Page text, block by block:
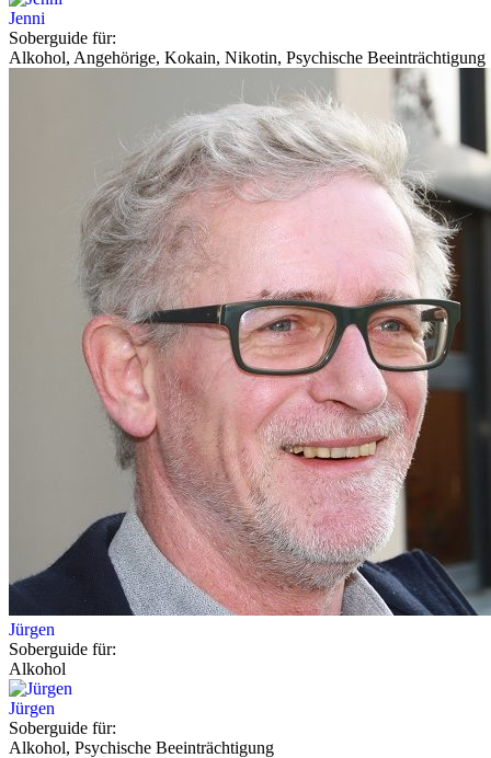
Jenni
Soberguide für:
Alkohol, Angehörige, Kokain, Nikotin, Psychische Beeinträchtigung
Jürgen
Soberguide für:
Alkohol
Jürgen
Soberguide für:
Alkohol, Psychische Beeinträchtigung